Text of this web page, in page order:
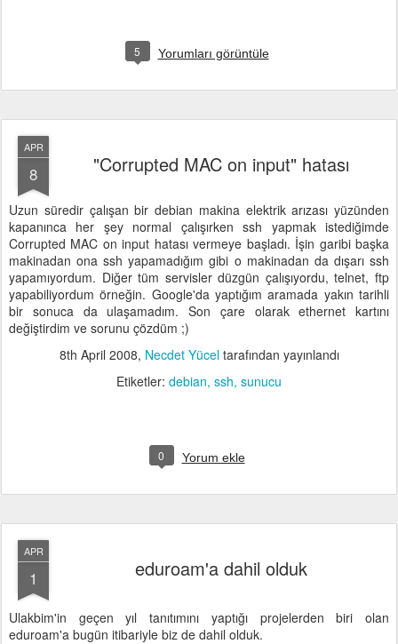
5 Yorumları görüntüle
APR
8 "Corrupted MAC on input" hatası
Uzun süredir çalışan bir debian makina elektrik arızası yüzünden
kapanınca her şey normal çalışırken ssh yapmak istediğimde
Corrupted MAC on input hatası vermeye başladı. İşin garibi başka
makinadan ona ssh yapamadığım gibi o makinadan da dışarı ssh
yapamıyordum. Diğer tüm servisler düzgün çalışıyordu, telnet, ftp
yapabiliyordum örneğin. Google'da yaptığım aramada yakın tarihli
bir sonuca da ulaşamadım. Son çare olarak ethernet kartını
değiştirdim ve sorunu çözdüm ;)
8th April 2008, Necdet Yüceltarafından yayınlandı
Etiketler: debian ssh sunucu
0 Yorum ekle
APR
1 eduroam'a dahil olduk
Ulakbim'in geçen yıl tanıtımını yaptığı projelerden biri olan
eduroam'a bugün itibariyle biz de dahil olduk.